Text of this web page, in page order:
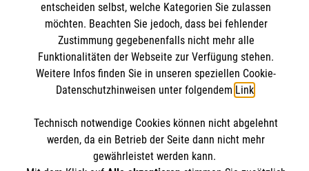
Barrierefreiheit
Malteserorden
Malteser International
Mediathek
Sharepoint
Spendenkonto
Empfänger: Malteser Hilfsdienst e.V.
BIC: GENODED 1PA7
Soziale Netzwerke
entscheiden selbst, welche Kategorien Sie zulassen
möchten. Beachten Sie jedoch, dass bei fehlender
Zustimmung gegebenenfalls nicht mehr alle
Funktionalitäten der Webseite zur Verfügung stehen.
Weitere Infos finden Sie in unseren speziellen Cookie-
Datenschutzhinweisen unter folgendem Link.
Technisch notwendige Cookies können nicht abgelehnt
werden, da ein Betrieb der Seite dann nicht mehr
gewährleistet werden kann.